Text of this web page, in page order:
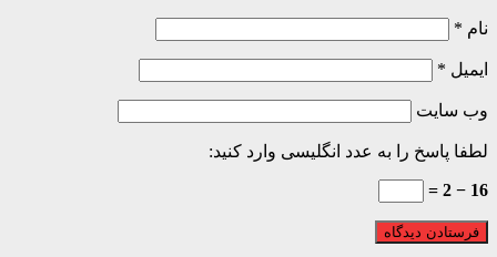
*
پاسخ را به عدد انگلیسی وارد کنید: